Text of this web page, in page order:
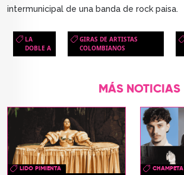
intermunicipal de una banda de rock paisa.
LA
DOBLE A
GIRAS DE ARTISTAS
COLOMBIANOS
MÁS NOTICIAS
LIDO PIMIENTA CHAMPETA